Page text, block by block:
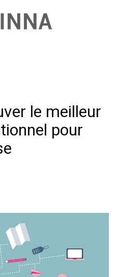
le meilleur
pour